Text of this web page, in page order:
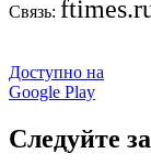
Связь:
Доступно на
Google Play
Следуйте